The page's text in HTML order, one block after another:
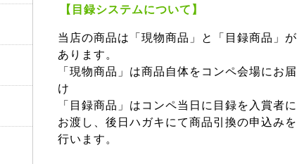
【目録システムについて】
当店の商品は「現物商品」と「目録商品」が
あります。
「現物商品」は商品自体をコンペ会場にお届
け
「目録商品」はコンペ当日に目録を入賞者に
お渡し、後日ハガキにて商品引換の申込みを
行います。